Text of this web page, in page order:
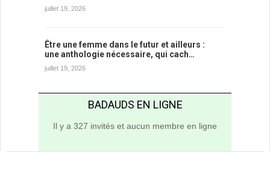
juillet 19, 2026
Être une femme dans le futur et ailleurs :
une anthologie nécessaire, qui cach…
juillet 19, 2026
BADAUDS EN LIGNE
Il y a 327 invités et aucun membre en ligne